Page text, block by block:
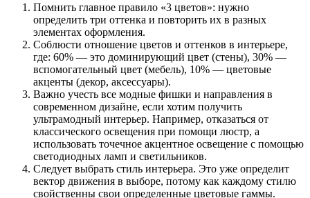
Помнить главное правило «3 цветов»: нужно
определить три оттенка и повторить их в разных
элементах оформления.
Соблюсти отношение цветов и оттенков в интерьере,
где: 60% — это доминирующий цвет (стены), 30% —
вспомогательный цвет (мебель), 10% — цветовые
акценты (декор, аксессуары).
Важно учесть все модные фишки и направления в
современном дизайне, если хотим получить
ультрамодный интерьер. Например, отказаться от
классического освещения при помощи люстр, а
использовать точечное акцентное освещение с помощью
светодиодных ламп и светильников.
Следует выбрать стиль интерьера. Это уже определит
вектор движения в выборе, потому как каждому стилю
свойственны свои определенные цветовые гаммы.